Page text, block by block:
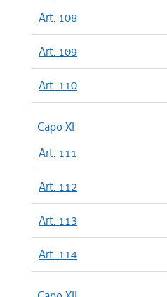
Art. 108
Art. 109
Art. 110
Capo XI
Art. 111
Art. 112
Art. 113
Art. 114